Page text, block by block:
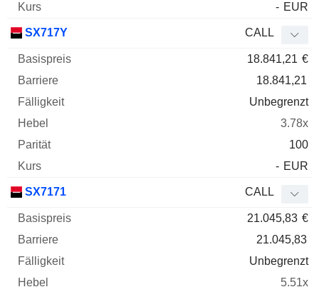
- EUR
SX717Y CALL
18.841,21 €
18.841,21
Unbegrenzt
3.78x
100
- EUR
SX7171 CALL
21.045,83 €
21.045,83
Unbegrenzt
5.51x